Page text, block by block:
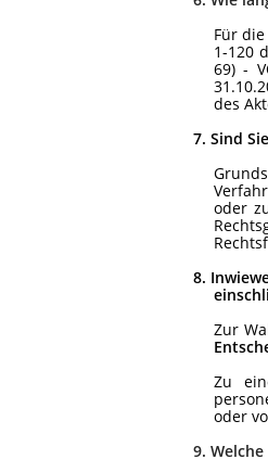
Für
1-120
69) -
des
7. Sind
oder
8.
Zur
Zu
oder
9.